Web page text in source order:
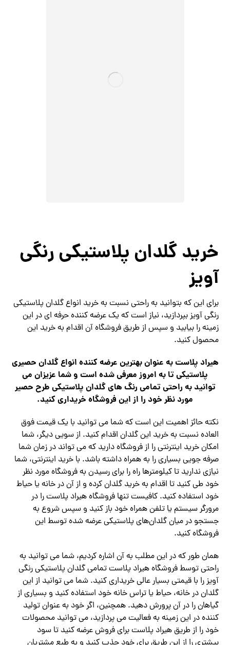
خرید گلدان پلاستیکی رنگی
آویز
برای این که بتوانید به راحتی نسبت به خرید انواع گلدان پلاستیکی
رنگی آویز بپردازید، نیاز است که یک عرضه کننده حرفه ای در این
زمینه را بیابید و سپس از طریق فروشگاه آن اقدام به خرید این
محصول کنید.
هیراد پلاست به عنوان بهترین عرضه کننده انواع گلدان حصیری
پلاستیکی تا به امروز معرفی شده است و شما عزیزان می
توانید به راحتی تمامی رنگ های گلدان پلاستیکی طرح حصیر
مورد نظر خود را از این فروشگاه خریداری کنید.
نکته حائز اهمیت این است که شما می توانید با یک قیمت فوق
العاده نسبت به خرید این گلدان اقدام کنید. از سویی دیگر، شما
امکان خرید اینترنتی را از فروشگاه دارید که می تواند در زمان شما
صرفه جویی بسیاری را به همراه داشته باشد. با خرید اینترنتی، شما
نیازی ندارید تا کیلومترها راه را برای رسیدن به فروشگاه مورد نظر
خود طی کنید تا اقدام به خرید گلدان کرده و از آن در خانه یا حیاط
خود استفاده کنید. کافیست تنها فروشگاه هیراد پلاست را در
مرورگر سیستم یا تلفن همراه خود باز کنید و سپس شروع به
جستجو در میان گلدان‌های پلاستیکی عرضه شده توسط این
فروشگاه کنید.
همان طور که در این مطلب به آن اشاره کردیم، شما می توانید به
راحتی توسط فروشگاه هیراد پلاست تمامی گلدان پلاستیکی رنگی
آویز را با قیمتی بسیار عالی خریداری کنید. شما می توانید از این
گلدان در خانه، حیاط یا تراس خانه خود استفاده کنید و بسیاری از
گیاهان را در آن پرورش دهید. همچنین، اگر خود به عنوان تولید
کننده در این زمینه به فعالیت می پردازید، می توانید محصولات
خود را از طریق هیراد پلاست برای فروش عرضه کنید تا سود